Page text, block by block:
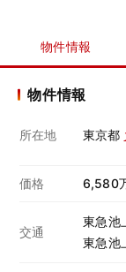
物件情報
物件情報
所在地 東京都
価格 6,580
交通
東急池
東急池